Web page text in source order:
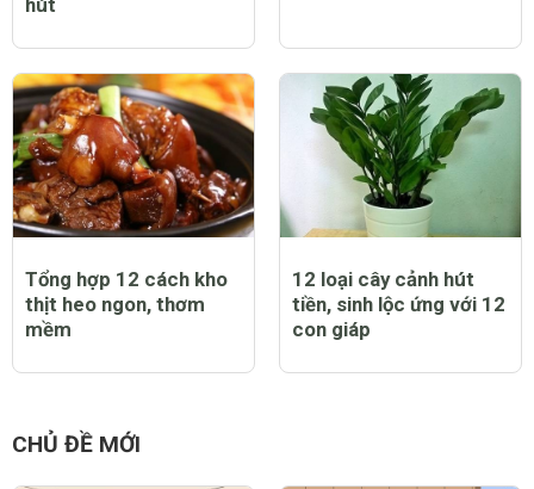
Tổng hợp 20 mẫu tóc
xoăn ngắn đẹp trẻ
trung giúp bạn gái
thêm nổi bật và cuốn
hút
Danh sách các quán ăn
ngon nức tiếng ở Sài
Gòn
Tổng hợp 12 cách kho
thịt heo ngon, thơm
mềm
con giáp